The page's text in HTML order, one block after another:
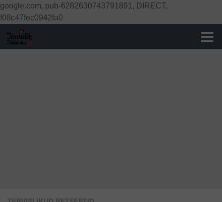
google.com, pub-6282630743791891, DIRECT,
f08c47fec0942fa0
Skip to content